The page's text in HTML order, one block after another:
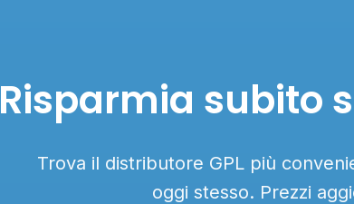
Risparmia subito
Trova il distributore GPL più
oggi stesso. Prezzi